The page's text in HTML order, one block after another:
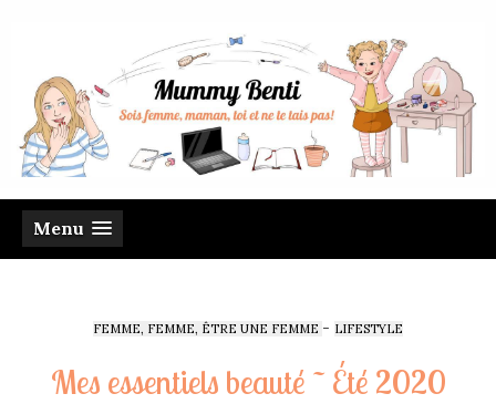
Menu
FEMME, FEMME, ÊTRE UNE FEMME - LIFESTYLE
Mes essentiels beauté ~ Été 2020